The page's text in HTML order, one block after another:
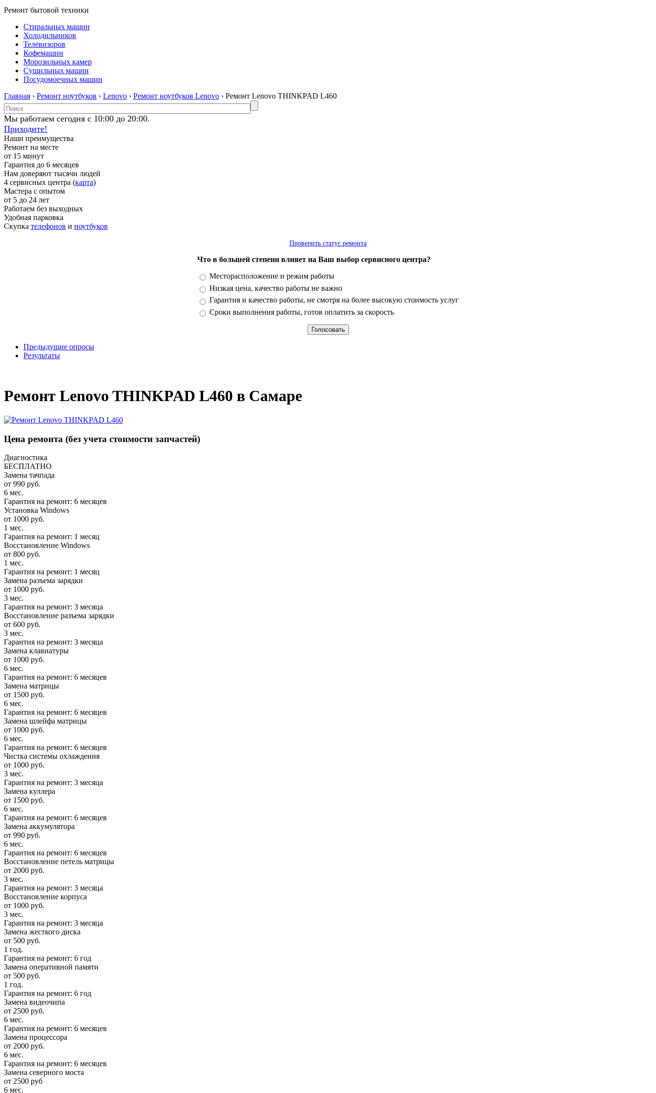
Ремонт бытовой техники
Стиральных машин
Холодильников
Телевизоров
Кофемашин
Морозильных камер
Сушильных машин
Посудомоечных машин
Главная › Ремонт ноутбуков › Lenovo › Ремонт ноутбуков Lenovo › Ремонт Lenovo THINKPAD L460
Мы работаем сегодня с 10:00 до 20:00.
Приходите!
Наши преимущества
Ремонт на месте
от 15 минут
Гарантия до 6 месяцев
Нам доверяют тысячи людей
4 сервисных центра (карта)
Мастера с опытом
от 5 до 24 лет
Работаем без выходных
Удобная парковка
Скупка телефонов и ноутбуков
Проверить статус ремонта
Что в большей степени влияет на Ваш выбор сервисного центра?
Варианты
Месторасположение и режим работы
Низкая цена, качество работы не важно
Гарантия и качество работы, не смотря на более высокую стоимость услуг
Сроки выполнения работы, готов оплатить за скорость
Предыдущие опросы
Результаты
Ремонт Lenovo THINKPAD L460 в Самаре
Цена ремонта (без учета стоимости запчастей)
Диагностика
БЕСПЛАТНО
Замена тачпада
от 990 руб.
6 мес.
Гарантия на ремонт: 6 месяцев
Установка Windows
от 1000 руб.
1 мес.
Гарантия на ремонт: 1 месяц
Восстановление Windows
от 800 руб.
1 мес.
Гарантия на ремонт: 1 месяц
Замена разъема зарядки
от 1000 руб.
3 мес.
Гарантия на ремонт: 3 месяца
Восстановление разъема зарядки
от 600 руб.
3 мес.
Гарантия на ремонт: 3 месяца
Замена клавиатуры
от 1000 руб.
6 мес.
Гарантия на ремонт: 6 месяцев
Замена матрицы
от 1500 руб.
6 мес.
Гарантия на ремонт: 6 месяцев
Замена шлейфа матрицы
от 1000 руб.
6 мес.
Гарантия на ремонт: 6 месяцев
Чистка системы охлаждения
от 1000 руб.
3 мес.
Гарантия на ремонт: 3 месяца
Замена куллера
от 1500 руб.
6 мес.
Гарантия на ремонт: 6 месяцев
Замена аккумулятора
от 990 руб.
6 мес.
Гарантия на ремонт: 6 месяцев
Восстановление петель матрицы
от 2000 руб.
3 мес.
Гарантия на ремонт: 3 месяца
Восстановление корпуса
от 1000 руб.
3 мес.
Гарантия на ремонт: 3 месяца
Замена жесткого диска
от 500 руб.
1 год.
Гарантия на ремонт: 6 год
Замена оперативной памяти
от 500 руб.
1 год.
Гарантия на ремонт: 6 год
Замена видеочипа
от 2500 руб.
6 мес.
Гарантия на ремонт: 6 месяцев
Замена процессора
от 2000 руб.
6 мес.
Гарантия на ремонт: 6 месяцев
Замена северного моста
от 2500 руб
6 мес.